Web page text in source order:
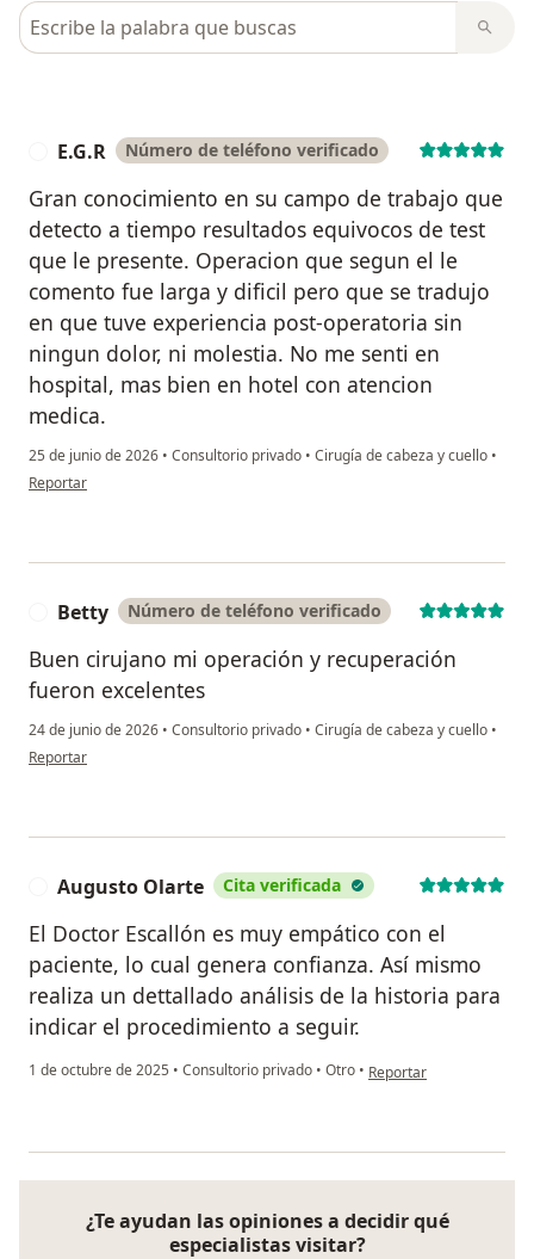
Busca en opiniones
E.G.R Número de teléfono verificado
Gran conocimiento en su campo de trabajo que
detecto a tiempo resultados equivocos de test
que le presente. Operacion que segun el le
comento fue larga y dificil pero que se tradujo
en que tuve experiencia post-operatoria sin
ningun dolor, ni molestia. No me senti en
hospital, mas bien en hotel con atencion
medica.
25 de junio de 2026 • Consultorio privado • Cirugía de cabeza y cuello •
en opinión del usuario E.G.R
Reportar
Betty Número de teléfono verificado
Buen cirujano mi operación y recuperación
fueron excelentes
24 de junio de 2026 • Consultorio privado • Cirugía de cabeza y cuello •
en opinión del usuario Betty
Reportar
Augusto Olarte Cita verificada
El Doctor Escallón es muy empático con el
paciente, lo cual genera confianza. Así mismo
realiza un dettallado análisis de la historia para
indicar el procedimiento a seguir.
1 de octubre de 2025 • Consultorio privado • Otro • en opinión del usuario
Reportar
¿Te ayudan las opiniones a decidir qué
especialistas visitar?